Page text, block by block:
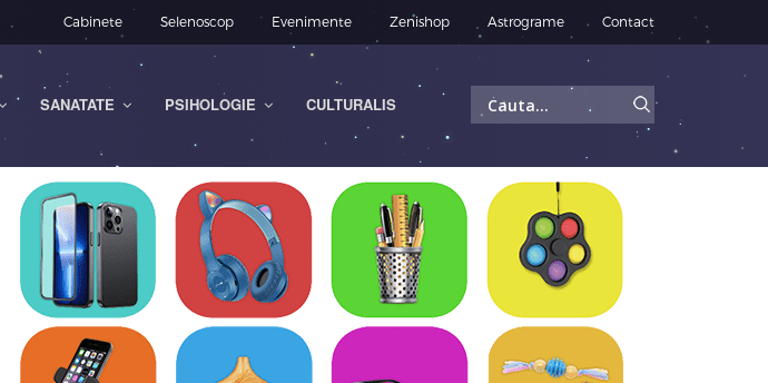
Cabinete Selenoscop Evenimente Zenishop Astrograme Contact
Caută
SANATATE PSIHOLOGIE CULTURALIS